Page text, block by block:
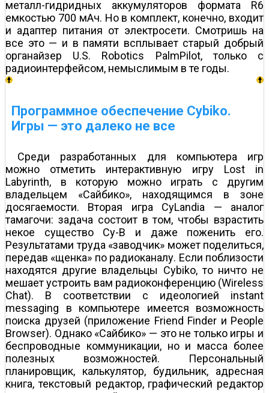
металл-гидридных аккумуляторов формата R6
емкостью 700 мAч. Но в комплект, конечно, входит
и адаптер питания от электросети. Смотришь на
все это — и в памяти всплывает старый добрый
органайзер U.S. Robotics PalmPilot, только с
радиоинтерфейсом, немыслимым в те годы.
Программное обеспечение Cybiko.
Игры — это далеко не все
Среди разработанных для компьютера игр
можно отметить интерактивную игру Lost in
Labyrinth, в которую можно играть с другим
владельцем «Сайбико», находящимся в зоне
досягаемости. Вторая игра CyLandia — аналог
тамагочи: задача состоит в том, чтобы взрастить
некое существо Cy-B и даже поженить его.
Результатами труда «заводчик» может поделиться,
передав «щенка» по радиоканалу. Если поблизости
находятся другие владельцы Cybiko, то ничто не
мешает устроить вам радиоконференцию (Wireless
Chat). В соответствии с идеологией instant
messaging в компьютере имеется возможность
поиска друзей (приложение Friend Finder и People
Browser). Однако «Сайбико» — это не только игры и
беспроводные коммуникации, но и масса более
полезных возможностей. Персональный
планировщик, калькулятор, будильник, адресная
книга, текстовый редактор, графический редактор